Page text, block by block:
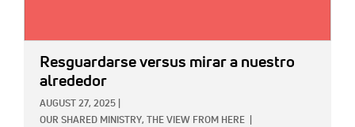
Resguardarse versus mirar a nuestro
alrededor
AUGUST 27, 2025
OUR SHARED MINISTRY,
THE VIEW FROM HERE